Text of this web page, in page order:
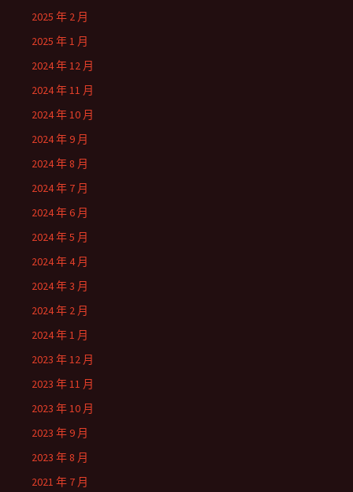
2025 年 2 月
2025 年 1 月
2024 年 12 月
2024 年 11 月
2024 年 10 月
2024 年 9 月
2024 年 8 月
2024 年 7 月
2024 年 6 月
2024 年 5 月
2024 年 4 月
2024 年 3 月
2024 年 2 月
2024 年 1 月
2023 年 12 月
2023 年 11 月
2023 年 10 月
2023 年 9 月
2023 年 8 月
2021 年 7 月